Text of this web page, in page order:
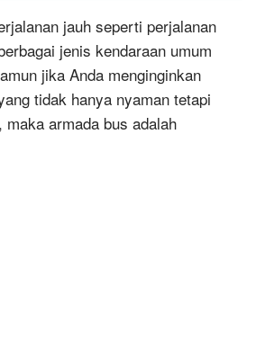
jauh seperti perjalanan
jenis kendaraan umum
jika Anda menginginkan
tidak hanya nyaman tetapi
maka armada bus adalah